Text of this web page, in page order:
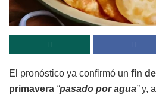
El pronóstico ya confirmó un fin
primavera “pasado por agua”y,